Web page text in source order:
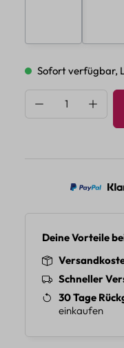
Sofort verfügbar,
Produkt
Deine Vorteile
Schneller
30 Tage
einkaufen